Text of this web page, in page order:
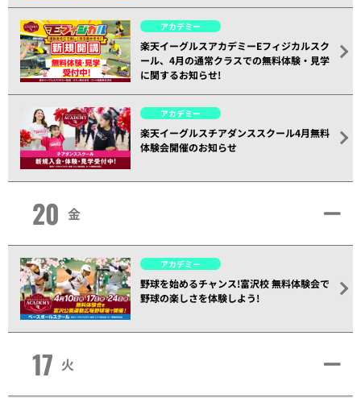
アカデミー
楽天イーグルスアカデミーEフィジカルスク
ール、4月の通常クラスでの無料体験・見学
に関するお知らせ!
アカデミー
楽天イーグルスチアダンススクール4月無料
体験会開催のお知らせ
20 金
アカデミー
野球を始めるチャンス!富沢校 無料体験会で
野球の楽しさを体験しよう!
17 火